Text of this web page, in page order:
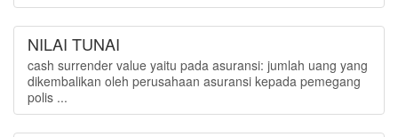
NILAI TUNAI
cash surrender value yaitu pada asuransi: jumlah uang yang
dikembalikan oleh perusahaan asuransi kepada pemegang
polis ...